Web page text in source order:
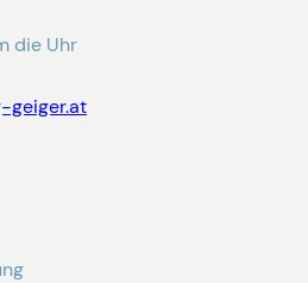
die Uhr
geiger.at